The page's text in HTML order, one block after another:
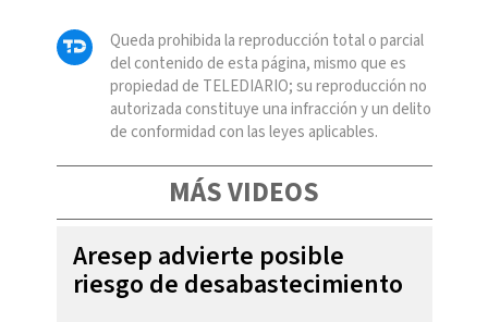
Queda prohibida la reproducción total o parcial
del contenido de esta página, mismo que es
propiedad de TELEDIARIO; su reproducción no
autorizada constituye una infracción y un delito
de conformidad con las leyes aplicables.
MÁS VIDEOS
Aresep advierte posible
riesgo de desabastecimiento